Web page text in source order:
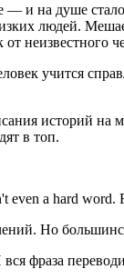
— и на душе
людей.
неизвестного
учится
историй
в топ.
even a hard word.
Но
фраза